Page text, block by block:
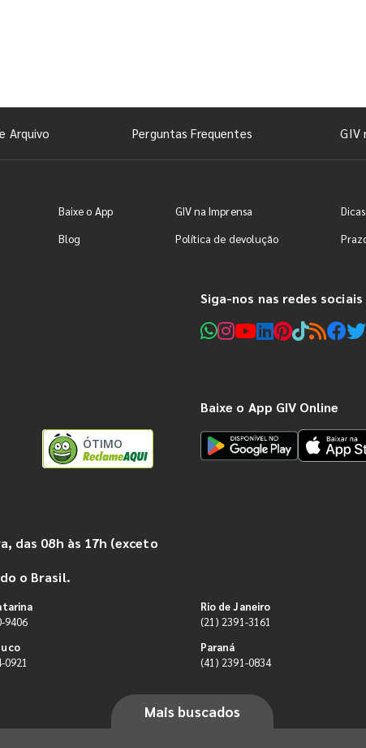
Arquivo Perguntas Frequentes GIV
Baixe o App GIV na Imprensa
Blog Política de devolução
Siga-nos nas redes sociais
ÓTIMO
Baixe o App GIV Online
das 08h às 17h (exceto
o Brasil.
9406
0921
Rio de Janeiro
(21) 2391-3161
Paraná
(41) 2391-0834
Mais buscados